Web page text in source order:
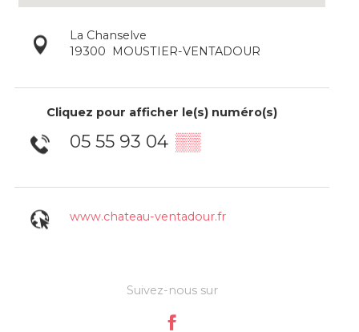
La Chanselve
19300
MOUSTIER-VENTADOUR
Cliquez pour afficher le(s) numéro(s)
05 55 93 04 ▒▒
www.chateau-ventadour.fr
Suivez-nous sur